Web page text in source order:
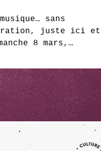
sans
juste ici et
8 mars,
unique à Ton
Song , on
on construit des
Avec le
la musique par
en temps
pro. Pas besoin